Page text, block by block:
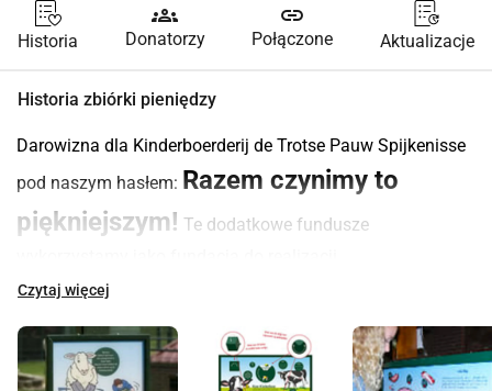
Historia
groups
Donatorzy
link
Połączone Aktualizacje
Historia zbiórki pieniędzy
Darowizna dla Kinderboerderij de Trotse Pauw Spijkenisse
pod naszym hasłem: Razem czynimy to
piękniejszym! Te dodatkowe fundusze
rozszerzenia działalności na farmie
dziecięcej oraz wsparcia farmy
dziecięcej.
Czytaj więcej